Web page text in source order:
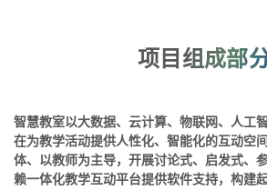
项目组成部
智慧教室以大数据、云计算、物联网、人工
在为教学活动提供人性化、智能化的互动空
体、以教师为主导，开展讨论式、启发式、
赖一体化教学互动平台提供软件支持，构建